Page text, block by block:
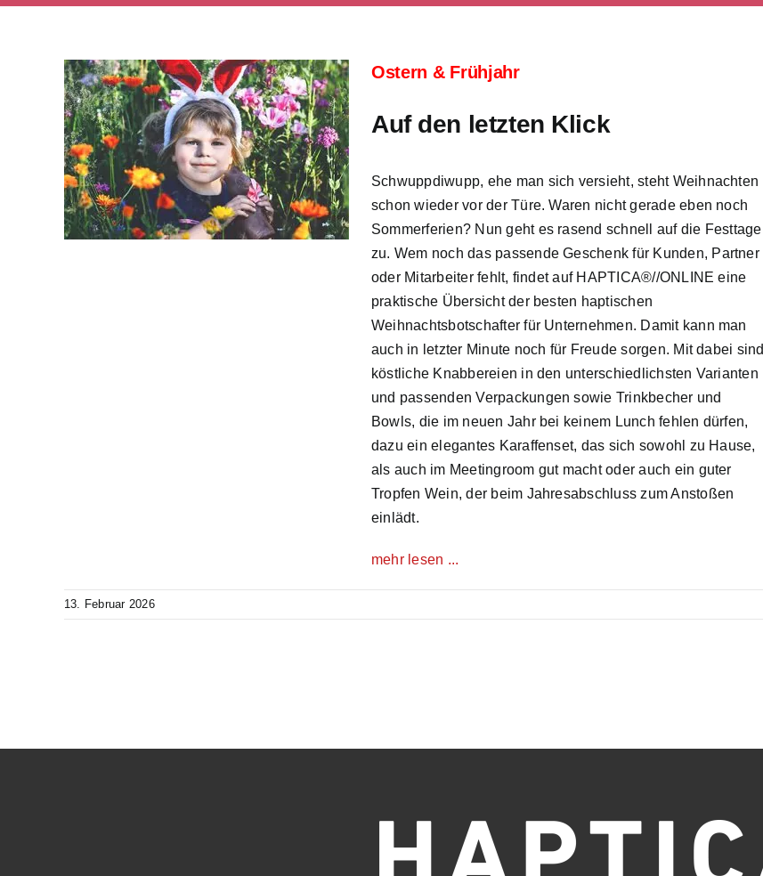
Ostern & Frühjahr
Auf den letzten Klick
Schwuppdiwupp, ehe man sich versieht, steht Weihnachten
schon wieder vor der Türe. Waren nicht gerade eben noch
Sommerferien? Nun geht es rasend schnell auf die Festtage
zu. Wem noch das passende Geschenk für Kunden, Partner
oder Mitarbeiter fehlt, findet auf HAPTICA®//ONLINE eine
praktische Übersicht der besten haptischen
Weihnachtsbotschafter für Unternehmen. Damit kann man
auch in letzter Minute noch für Freude sorgen. Mit dabei sind
köstliche Knabbereien in den unterschiedlichsten Varianten
und passenden Verpackungen sowie Trinkbecher und
Bowls, die im neuen Jahr bei keinem Lunch fehlen dürfen,
dazu ein elegantes Karaffenset, das sich sowohl zu Hause,
als auch im Meetingroom gut macht oder auch ein guter
Tropfen Wein, der beim Jahresabschluss zum Anstoßen
einlädt.
mehr lesen ...
13. Februar 2026